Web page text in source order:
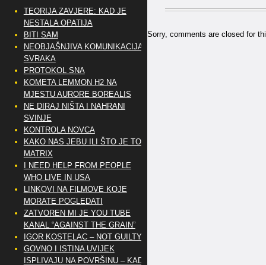
Sorry, comments are closed for
TEORIJA ZAVJERE: KAD JE
NESTALA OPATIJA
BITI SAM
NEOBJAŠNJIVA KOMUNIKACIJA
SVRAKA
PROTOKOL SNA
KOMETA LEMMON H2 NA
MJESTU AURORE BOREALIS
NE DIRAJ NIŠTA I NAHRANI
SVINJE
KONTROLA NOVCA
KAKO NAS JEBU ILI ŠTO JE TO
MATRIX
I NEED HELP FROM PEOPLE
WHO LIVE IN USA
LINKOVI NA FILMOVE KOJE
MORATE POGLEDATI
ZATVOREN MI JE YOU TUBE
KANAL “AGAINST THE GRAIN”
IGOR KOSTELAC – NOT GUILTY
GOVNO I ISTINA UVIJEK
ISPLIVAJU NA POVRŠINU – KAD